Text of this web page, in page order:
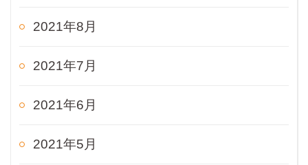
2021年8月
2021年7月
2021年6月
2021年5月